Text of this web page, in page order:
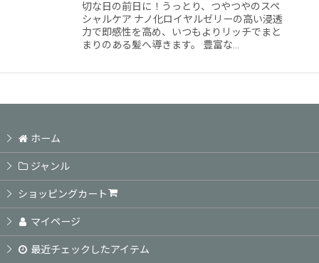
切な日の前日に！うっとり、つやつやのスペ
シャルケア ナノ化ロイヤルゼリーの高い浸透
力で即感性を高め、いつもよりリッチでまと
まりのある髪へ導きます。 豊富な…
ホーム
ジャンル
ショッピングカート
マイページ
最近チェックしたアイテム